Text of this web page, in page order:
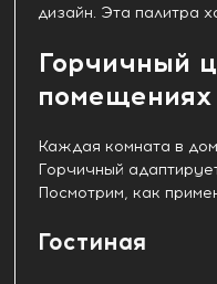
дизайн. Эта палитра
Горчичный
помещениях
Каждая комната в
Горчичный
Посмотрим, как
Гостиная